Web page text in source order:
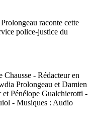
raconte cette
police-justice du
- Rédacteur en
Prolongeau et Damien
Pénélope Gualchierotti -
- Musiques : Audio